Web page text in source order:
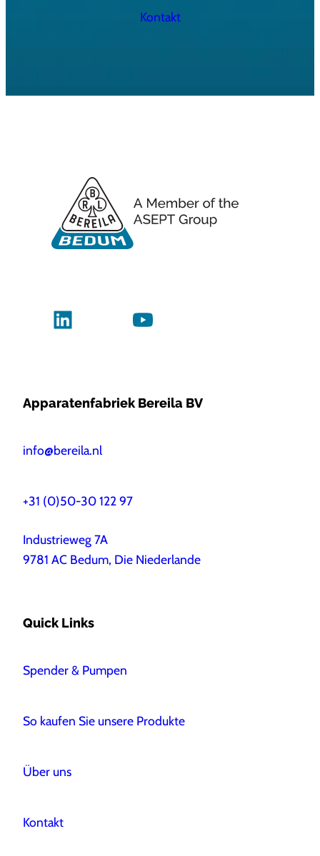
Kontakt
Apparatenfabriek Bereila BV
info@bereila.nl
+31 (0)50-30 122 97
Industrieweg 7A
9781 AC Bedum, Die Niederlande
Quick Links
Spender & Pumpen
So kaufen Sie unsere Produkte
Über uns
Kontakt